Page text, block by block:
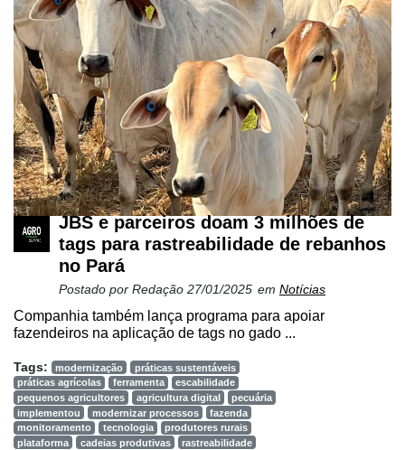
Informatização
da
Agricultura
Vertical
Software
Empresarial
Tecnologia
para
Recursos
Hídricos
Membros
Netrin
Néctar
Tecprime
Agro
JBS e parceiros doam 3 milhões de
tags para rastreabilidade de rebanhos
no Pará
Postado por Redação 27/01/2025 em Notícias
Companhia também lança programa para apoiar
fazendeiros na aplicação de tags no gado ...
Tags: modernização
práticas sustentáveis
práticas agrícolas
ferramenta
escabilidade
pequenos agricultores
agricultura digital
pecuária
implementou
modernizar processos
fazenda
monitoramento
tecnologia
produtores rurais
plataforma
cadeias produtivas
rastreabilidade